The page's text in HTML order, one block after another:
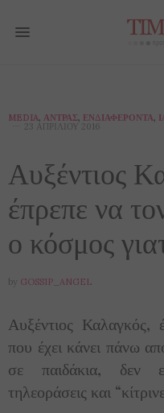
MEDIA, ΆΝΤΡΑΣ, ΕΝΔΙΑΦΈΡΟΝΤΑ,
23 ΑΠΡΙΛΊΟΥ 2016
Αυξέντιος
έπρεπε να
ο κόσμος
by GOSSIP_ANGEL
Αυξέντιος Καλαγκός,
που έχει κάνει πάνω
σε παιδάκια, δεν
τηλεοράσεις και